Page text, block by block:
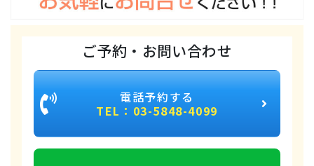
ご予約・お問い合わせ
電話予約する
TEL：03-5848-4099